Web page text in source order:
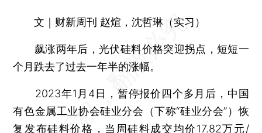
文｜财新周刊 赵煊，沈哲琳（实习）
飙涨两年后，光伏硅料价格突迎拐点，短短一
个月跌去了过去一年半的涨幅。
2023年1月4日，暂停报价四个多月后，中国
有色金属工业协会硅业分会（下称“硅业分会”）恢
复发布硅料价格，当周硅料成交均价17.82万元/